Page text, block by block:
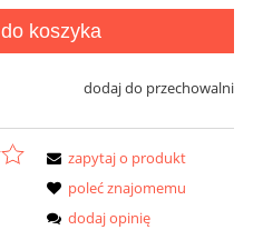
do koszyka
dodaj do przechowalni
zapytaj o produkt
poleć znajomemu
dodaj opinię